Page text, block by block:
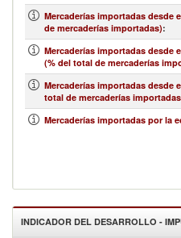
Mercaderías importadas desde
de mercaderías importadas):
Mercaderías importadas desde
(% del total de mercaderías
Mercaderías importadas desde
total de mercaderías
Mercaderías importadas por la
INDICADOR DEL DESARROLLO -